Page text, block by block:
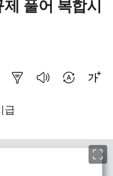
풀어 복합시
급